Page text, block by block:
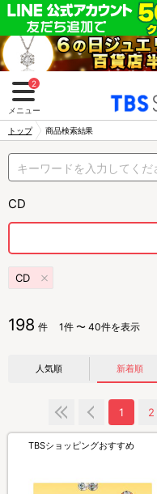
2
メニュー
トップ 商品検索結果
CD
CD
198 件 1件 〜 40件を表示
人気順 新着順
1 2
TBSショッピングおすすめ